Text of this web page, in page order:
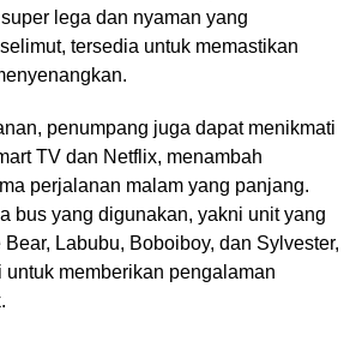
lega dan nyaman yang
tersedia untuk memastikan
penumpang juga dapat menikmati
TV dan Netflix, menambah
perjalanan malam yang panjang.
bus yang digunakan, yakni unit yang
Labubu, Boboiboy, dan Sylvester,
memberikan pengalaman